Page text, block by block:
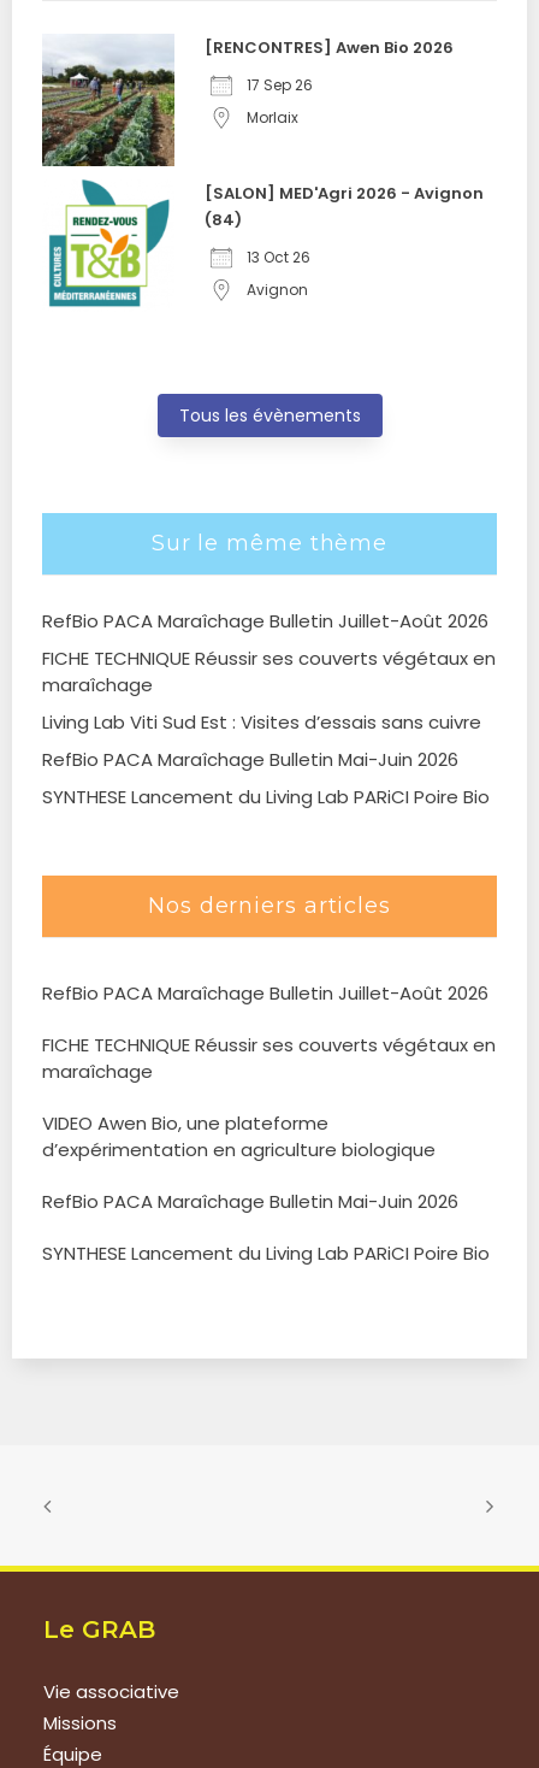
[RENCONTRES] Awen Bio 2026
17 Sep 26
Morlaix
[SALON] MED'Agri 2026 - Avignon
(84)
13 Oct 26
Avignon
Tous les évènements
Sur le même thème
RefBio PACA Maraîchage Bulletin Juillet-Août 2026
FICHE TECHNIQUE Réussir ses couverts végétaux en
maraîchage
Living Lab Viti Sud Est : Visites d’essais sans cuivre
RefBio PACA Maraîchage Bulletin Mai-Juin 2026
SYNTHESE Lancement du Living Lab PARiCI Poire Bio
Nos derniers articles
RefBio PACA Maraîchage Bulletin Juillet-Août 2026
FICHE TECHNIQUE Réussir ses couverts végétaux en
maraîchage
VIDEO Awen Bio, une plateforme
d’expérimentation en agriculture biologique
RefBio PACA Maraîchage Bulletin Mai-Juin 2026
SYNTHESE Lancement du Living Lab PARiCI Poire Bio
Le GRAB
Vie associative
Missions
Équipe